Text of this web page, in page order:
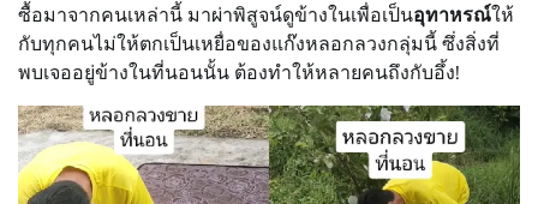
ซื้อมาจากคนเหล่านี้ มาผ่าพิสูจน์ดูข้างในเพื่อเป็นอุทาหรณ์ให้
กับทุกคนไม่ให้ตกเป็นเหยื่อของแก๊งหลอกลวงกลุ่มนี้ ซึ่งสิ่งที่
พบเจออยู่ข้างในที่นอนนั้น ต้องทำให้หลายคนถึงกับอึ้ง!